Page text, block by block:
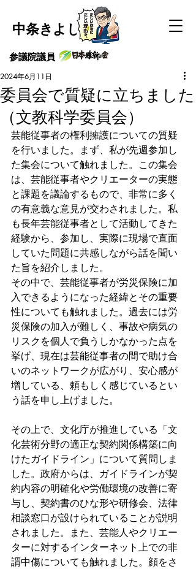
中条きよし
​参議院議員
委員会で質疑に立ちました
（文教科学委員会）
2024年6月11日
芸能従事者の権利擁護についての質疑
を行いました。まず、私が先週参加し
た集会について触れました。この集会
は、芸能従事者やクリエーターの実態
と課題を議論するもので、非常に多く
の有意義な意見が交わされました。私
も長年芸能従事者として活動してきた
経験から、参加し、実際に現場で直面
していた問題に共感しながら話を聞い
た旨を紹介しました。
その中で、芸能従事者が労災保険に加
入できるようになった経緯とその重要
性についても触れました。過去には労
災保険の加入が難しく、事故や病気の
リスクを個人で負うしかなかった点を
挙げ、現在は芸能従事者の間で助け合
いのネットワークが広がり、安心感が
増している、頼もしく感じているとい
う話を申し上げました。
その上で、文化庁が推進している「文
化芸術分野の適正な契約関係構築に向
けたガイドライン」について質問しま
した。政府からは、ガイドラインが契
約内容の明確化や労働環境の改善に寄
与し、契約書のひな形や研修会、法律
相談窓口が設けられていることが説明
されました。また、芸能人やクリエー
ターに対するインターネット上での非
謂中傷についても触れました。顔をさ